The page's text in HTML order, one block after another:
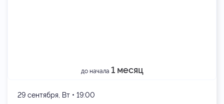
до начала 1 месяц
29 сентября, Вт • 19:00